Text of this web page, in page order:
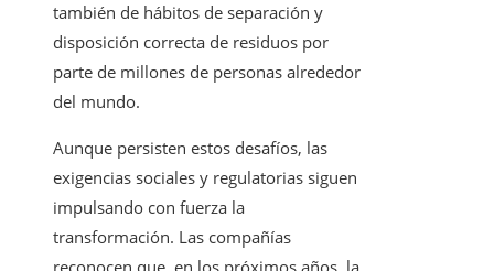
también de hábitos de separación y
disposición correcta de residuos por
parte de millones de personas alrededor
del mundo.
Aunque persisten estos desafíos, las
exigencias sociales y regulatorias siguen
impulsando con fuerza la
transformación. Las compañías